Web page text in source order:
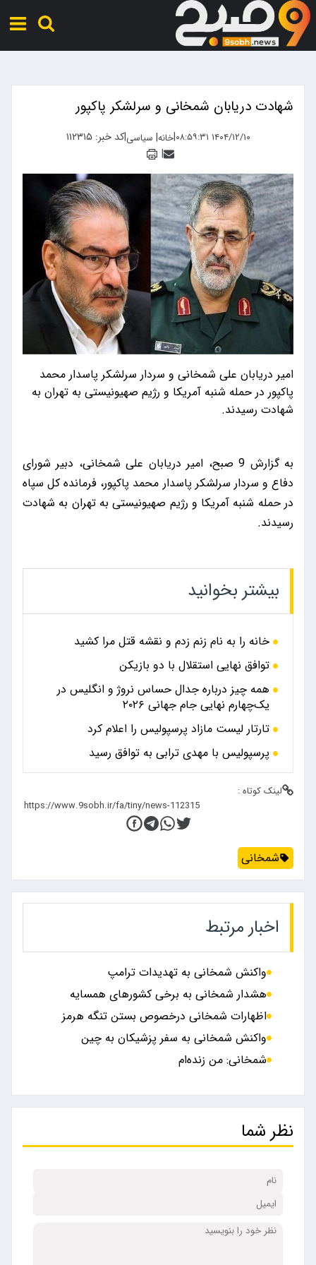
شهادت دریابان شمخانی و سرلشکر پاکپور
۱۴۰۴/۱۲/۱۰ ۰۸:۵۹:۳۱ |خانه| سیاسی|کد خبر: ۱۱۲۳۱۵
|
امیر دریابان علی شمخانی و سردار سرلشکر پاسدار محمد
پاکپور در حمله شنبه آمریکا و رژیم صهیونیستی به تهران به
شهادت رسیدند.
به گزارش 9 صبح، امیر دریابان علی شمخانی، دبیر شورای
دفاع و سردار سرلشکر پاسدار محمد پاکپور، فرمانده کل سپاه
در حمله شنبه آمریکا و رژیم صهیونیستی به تهران به شهادت
رسیدند.
بیشتر بخوانید
خانه را به نام زنم زدم و نقشه قتل مرا کشید
توافق نهایی استقلال با دو بازیکن
همه چیز درباره جدال حساس نروژ و انگلیس در
یک‌چهارم نهایی جام جهانی ۲۰۲۶
تارتار لیست مازاد پرسپولیس را اعلام کرد
پرسپولیس با مهدی ترابی به توافق رسید
لینک کوتاه :
شمخانی
اخبار مرتبط
واکنش شمخانی به تهدیدات ترامپ
هشدار شمخانی به برخی کشورهای همسایه
اظهارات شمخانی درخصوص بستن تنگه هرمز
واکنش شمخانی به سفر پزشیکان به چین
شمخانی: من زنده‌ام
نظر شما